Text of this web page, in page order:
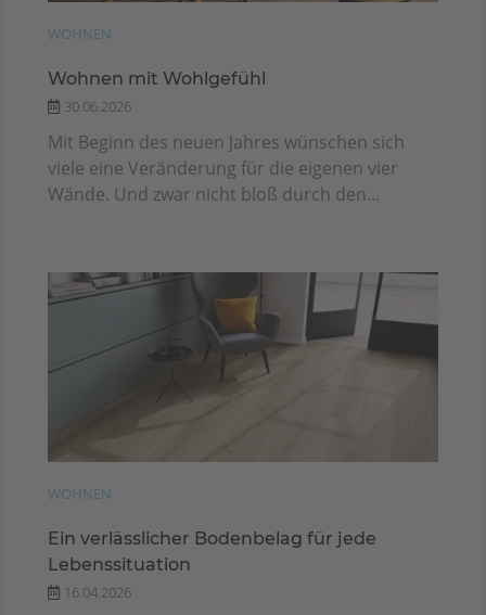
WOHNEN
Wohnen mit Wohlgefühl
30.06.2026
Mit Beginn des neuen Jahres wünschen sich
viele eine Veränderung für die eigenen vier
Wände. Und zwar nicht bloß durch den...
WOHNEN
Ein verlässlicher Bodenbelag für jede
Lebenssituation
16.04.2026